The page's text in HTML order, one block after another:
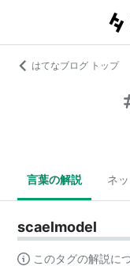
はてなブログ トップ
言葉の解説 ネ
scaelmodel
このタグの解説に